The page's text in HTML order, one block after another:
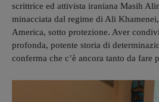
scrittrice ed attivista iraniana Masih
minacciata dal regime di Ali
America, sotto protezione. Aver
profonda, potente storia di
conferma che c’è ancora tanto da fare